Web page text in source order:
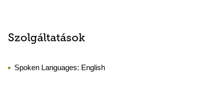
Szolgáltatások
Spoken Languages: English